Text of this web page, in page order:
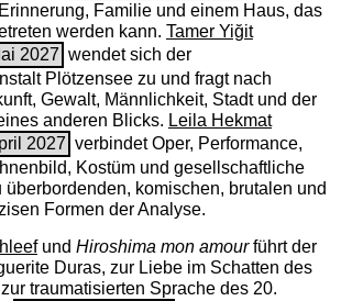
Familie und einem Haus, das
werden kann. Tamer Yiğit
2027 wendet sich der
Plötzensee zu und fragt nach
Gewalt, Männlichkeit, Stadt und der
anderen Blicks. Leila Hekmat
2027 verbindet Oper, Performance,
Kostüm und gesellschaftliche
überbordenden, komischen, brutalen und
Formen der Analyse.
und Hiroshima mon amourführt der
Duras, zur Liebe im Schatten des
traumatisierten Sprache des 20.